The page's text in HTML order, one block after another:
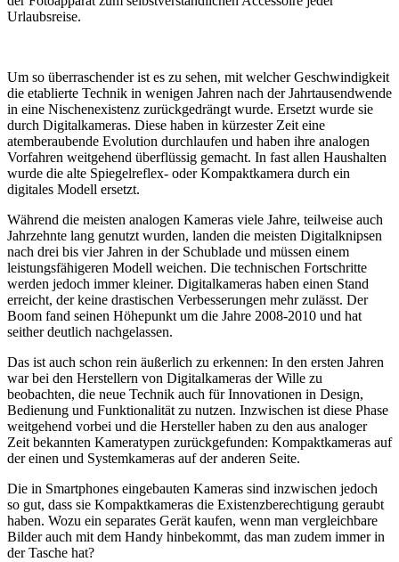
Urlaubsreise.
Um so überraschender ist es zu sehen, mit welcher Geschwindigkeit
die etablierte Technik in wenigen Jahren nach der Jahrtausendwende
in eine Nischenexistenz zurückgedrängt wurde. Ersetzt wurde sie
durch Digitalkameras. Diese haben in kürzester Zeit eine
atemberaubende Evolution durchlaufen und haben ihre analogen
Vorfahren weitgehend überflüssig gemacht. In fast allen Haushalten
wurde die alte Spiegelreflex- oder Kompaktkamera durch ein
digitales Modell ersetzt.
Während die meisten analogen Kameras viele Jahre, teilweise auch
Jahrzehnte lang genutzt wurden, landen die meisten Digitalknipsen
nach drei bis vier Jahren in der Schublade und müssen einem
leistungsfähigeren Modell weichen. Die technischen Fortschritte
werden jedoch immer kleiner. Digitalkameras haben einen Stand
erreicht, der keine drastischen Verbesserungen mehr zulässt. Der
Boom fand seinen Höhepunkt um die Jahre 2008-2010 und hat
seither deutlich nachgelassen.
Das ist auch schon rein äußerlich zu erkennen: In den ersten Jahren
war bei den Herstellern von Digitalkameras der Wille zu
beobachten, die neue Technik auch für Innovationen in Design,
Bedienung und Funktionalität zu nutzen. Inzwischen ist diese Phase
weitgehend vorbei und die Hersteller haben zu den aus analoger
Zeit bekannten Kameratypen zurückgefunden: Kompaktkameras auf
der einen und Systemkameras auf der anderen Seite.
Die in Smartphones eingebauten Kameras sind inzwischen jedoch
so gut, dass sie Kompaktkameras die Existenzberechtigung geraubt
haben. Wozu ein separates Gerät kaufen, wenn man vergleichbare
Bilder auch mit dem Handy hinbekommt, das man zudem immer in
der Tasche hat?